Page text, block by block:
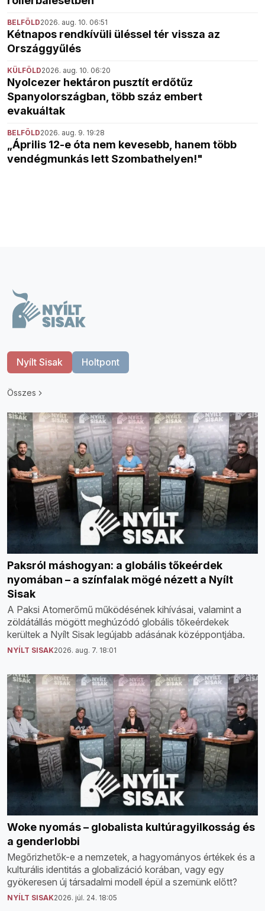
BELFÖLD2026. aug. 10. 06:51
Kétnapos rendkívüli üléssel tér vissza az
Országgyűlés
KÜLFÖLD2026. aug. 10. 06:20
Nyolcezer hektáron pusztít erdőtűz
Spanyolországban, több száz embert
evakuáltak
BELFÖLD2026. aug. 9. 19:28
„Április 12-e óta nem kevesebb, hanem több
vendégmunkás lett Szombathelyen!"
Nyílt Sisak Holtpont
Összes
Paksról máshogyan: a globális tőkeérdek
nyomában – a színfalak mögé nézett a Nyílt
Sisak
A Paksi Atomerőmű működésének kihívásai, valamint a
zöldátállás mögött meghúzódó globális tőkeérdekek
kerültek a Nyílt Sisak legújabb adásának középpontjába.
NYÍLT SISAK2026. aug. 7. 18:01
Woke nyomás – globalista kultúragyilkosság és
a genderlobbi
Megőrizhetők-e a nemzetek, a hagyományos értékek és a
kulturális identitás a globalizáció korában, vagy egy
gyökeresen új társadalmi modell épül a szemünk előtt?
NYÍLT SISAK2026. júl. 24. 18:05